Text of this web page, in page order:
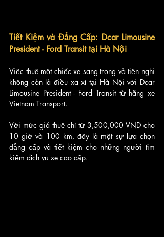
Tiết Kiệm và Đẳng Cấp: Dcar Limousine
President - Ford Transit tại Hà Nội
Việc thuê một chiếc xe sang trọng và tiện nghi
không còn là điều xa xỉ tại Hà Nội với Dcar
Limousine President - Ford Transit từ hãng xe
Vietnam Transport.
Với mức giá thuê chỉ từ 3,500,000 VND cho
10 giờ và 100 km, đây là một sự lựa chọn
đẳng cấp và tiết kiệm cho những người tìm
kiếm dịch vụ xe cao cấp.